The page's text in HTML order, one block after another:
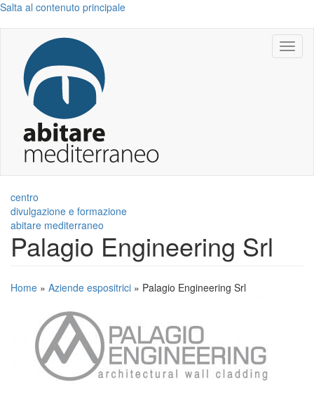
Salta al contenuto principale
centro
divulgazione e formazione
abitare mediterraneo
Palagio Engineering Srl
Home » Aziende espositrici » Palagio Engineering Srl